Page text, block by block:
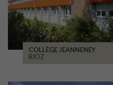
COLLÈGE JEANNENEY
RIOZ